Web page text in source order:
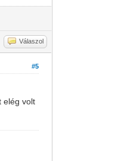
Válaszol
#5
elég volt